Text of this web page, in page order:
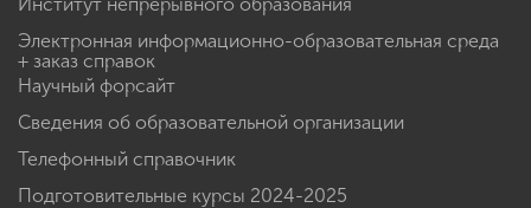
Электронная информационно-образовательная среда
+ заказ справок
Научный форсайт
Сведения об образовательной организации
Телефонный справочник
Подготовительные курсы 2024-2025